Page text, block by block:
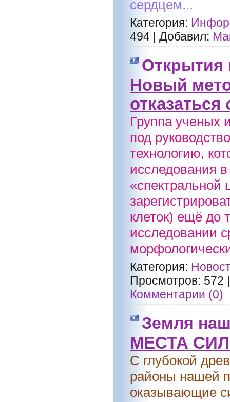
сердцем...
Категория:
494
Добавил:
Новый
Группа ученых
под
технологию,
исследования
«спектральной
клеток) ещё до
исследовании
Категория:
Просмотров: 572
Комментарии (0)
Земля
МЕСТА
С глубокой
районы нашей
оказывающие